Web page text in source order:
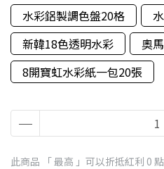
水彩鋁製調色盤20格
新韓18色透明水彩
奧
8開寶虹水彩紙一包20張
此商品 「 最高 」可以折抵紅利 0